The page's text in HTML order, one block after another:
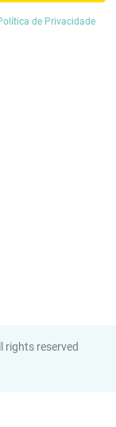
de Privacidade
rights reserved